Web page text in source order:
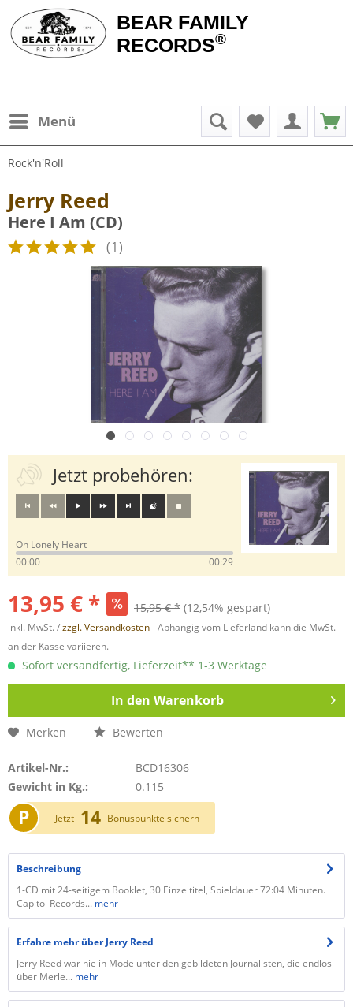
BEAR FAMILY
RECORDS®
Menü
Rock'n'Roll
Jerry Reed
Here I Am (CD)
(1)
Jetzt probehören:
Oh Lonely Heart
00:00
00:29
13,95 € * 15,95 € * (12,54% gespart)
inkl. MwSt. /zzgl. Versandkosten- Abhängig vom Lieferland kann die MwSt.
an der Kasse variieren.
Sofort versandfertig, Lieferzeit** 1-3 Werktage
In den Warenkorb
Merken Bewerten
Artikel-Nr.:
BCD16306
Gewicht in Kg.:
0.115
P Jetzt 14 Bonuspunkte sichern
Beschreibung
1-CD mit 24-seitigem Booklet, 30 Einzeltitel, Spieldauer 72:04 Minuten.
Capitol Records... mehr
Erfahre mehr über Jerry Reed
Jerry Reed war nie in Mode unter den gebildeten Journalisten, die endlos
über Merle... mehr